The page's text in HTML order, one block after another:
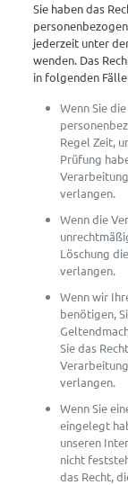
Sie haben das
jederzeit unter
wenden. Das
in folgenden
Wenn Sie
Regel Zeit,
Prüfung
verlangen.
Wenn die
Löschung
verlangen.
Wenn wir
benötigen,
Sie das
verlangen.
Wenn Sie
eingelegt
unseren
nicht
das Recht,